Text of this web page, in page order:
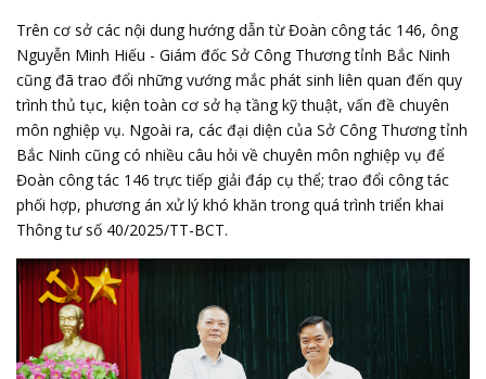
Trên cơ sở các nội dung hướng dẫn từ Đoàn công tác 146, ông
Nguyễn Minh Hiếu - Giám đốc Sở Công Thương tỉnh Bắc Ninh
cũng đã trao đổi những vướng mắc phát sinh liên quan đến quy
trình thủ tục, kiện toàn cơ sở hạ tầng kỹ thuật, vấn đề chuyên
môn nghiệp vụ. Ngoài ra, các đại diện của Sở Công Thương tỉnh
Bắc Ninh cũng có nhiều câu hỏi về chuyên môn nghiệp vụ để
Đoàn công tác 146 trực tiếp giải đáp cụ thể; trao đổi công tác
phối hợp, phương án xử lý khó khăn trong quá trình triển khai
Thông tư số 40/2025/TT-BCT.